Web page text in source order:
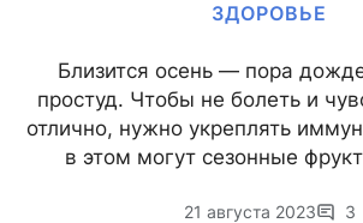
ЗДОРОВЬЕ
Близится осень — пора
простуд. Чтобы не болеть и
отлично, нужно укреплять
в этом могут сезонные
21 августа 2023 3